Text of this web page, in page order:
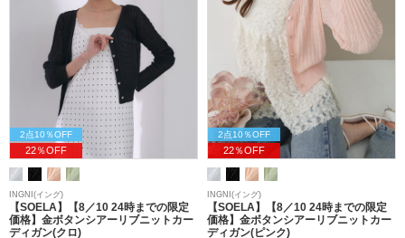
2点10％OFF
22％OFF
INGNI(イング)
【SOELA】【8／10 24時までの限定
価格】金ボタンシアーリブニットカー
ディガン(クロ)
2点10％OFF
22％OFF
INGNI(イング)
【SOELA】【8／10 24時までの限定
価格】金ボタンシアーリブニットカー
ディガン(ピンク)